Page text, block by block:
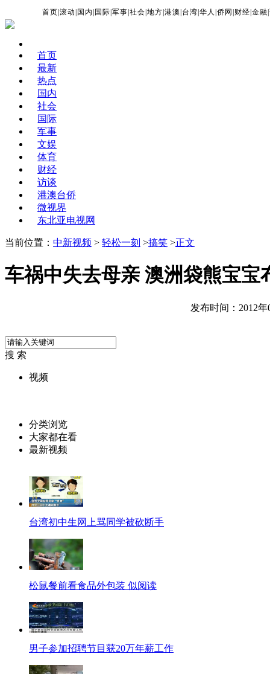
首页 |滚动 国内 国际 |军事 |社会 |地方 |港澳 台湾 |华人 |侨网 财经 |金融 |
首页
最新
热点
国内
社会
国际
军事
文娱
体育
财经
访谈
港澳台侨
微视界
东北亚电视网
当前位置： 中新视频 > 轻松一刻 >搞笑 >正文
车祸中失去母亲 澳洲袋熊宝宝
发布时间：2012年
搜 索
视频
分类浏览
大家都在看
最新视频
台湾初中生网上骂同学被砍断手
松鼠餐前看食品外包装 似阅读
男子参加招聘节目获20万年薪工作